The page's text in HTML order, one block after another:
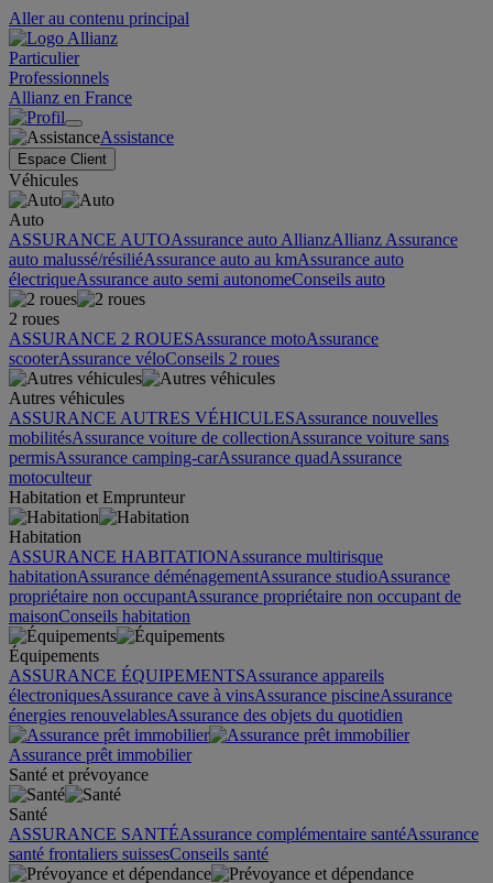
Aller au contenu principal
Particulier
Professionnels
Allianz en France
Assistance
Espace Client
Véhicules
Auto
ASSURANCE AUTOAssurance auto AllianzAllianz Assurance
auto malussé/résiliéAssurance auto au kmAssurance auto
électriqueAssurance auto semi autonomeConseils auto
2 roues
ASSURANCE 2 ROUESAssurance motoAssurance
scooterAssurance véloConseils 2 roues
Autres véhicules
ASSURANCE AUTRES VÉHICULESAssurance nouvelles
mobilitésAssurance voiture de collectionAssurance voiture sans
permisAssurance camping-carAssurance quadAssurance
motoculteur
Habitation et Emprunteur
Habitation
ASSURANCE HABITATIONAssurance multirisque
habitationAssurance déménagementAssurance studioAssurance
propriétaire non occupantAssurance propriétaire non occupant de
maisonConseils habitation
Équipements
ASSURANCE ÉQUIPEMENTSAssurance appareils
électroniquesAssurance cave à vinsAssurance piscineAssurance
énergies renouvelablesAssurance des objets du quotidien
Assurance prêt immobilier
Santé et prévoyance
Santé
ASSURANCE SANTÉAssurance complémentaire santéAssurance
santé frontaliers suissesConseils santé